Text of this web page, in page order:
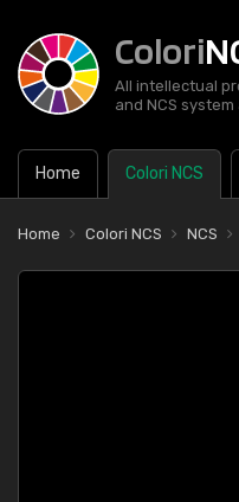
Colori
All intellectual
and NCS
Home Colori NCS
Home Colori NCS NCS